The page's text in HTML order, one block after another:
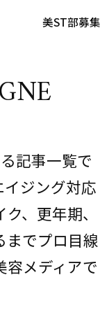
美ST部募集
る記事一覧で
イジング対応
、更年期、
までプロ目線
容メディアで